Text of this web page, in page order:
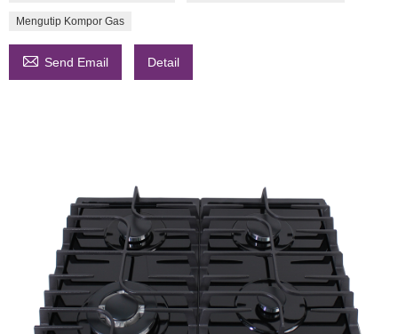
Mengutip Kompor Gas
 Send Email Detail